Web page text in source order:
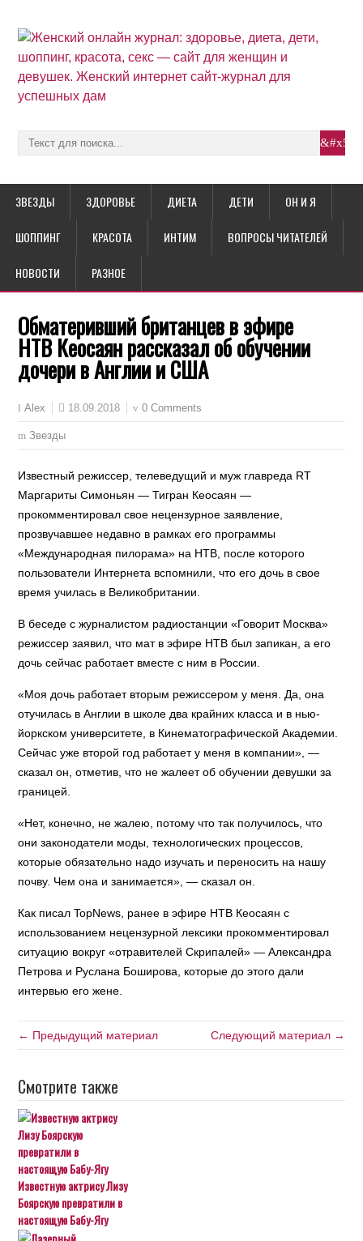
ЗВЕЗДЫ ЗДОРОВЬЕ ДИЕТА ДЕТИ ОН И Я
ШОППИНГ КРАСОТА ИНТИМ ВОПРОСЫ ЧИТАТЕЛЕЙ
НОВОСТИ РАЗНОЕ
Обматеривший британцев в эфире
НТВ Кеосаян рассказал об обучении
дочери в Англии и США
Alex 18.09.2018 0 Comments
Звезды
Известный режиссер, телеведущий и муж главреда RT
Маргариты Симоньян — Тигран Кеосаян —
прокомментировал свое нецензурное заявление,
прозвучавшее недавно в рамках его программы
«Международная пилорама» на НТВ, после которого
пользователи Интернета вспомнили, что его дочь в свое
время училась в Великобритании.
В беседе с журналистом радиостанции «Говорит Москва»
режиссер заявил, что мат в эфире НТВ был запикан, а его
дочь сейчас работает вместе с ним в России.
«Моя дочь работает вторым режиссером у меня. Да, она
отучилась в Англии в школе два крайних класса и в нью-
йоркском университете, в Кинематографической Академии.
Сейчас уже второй год работает у меня в компании», —
сказал он, отметив, что не жалеет об обучении девушки за
границей.
«Нет, конечно, не жалею, потому что так получилось, что
они законодатели моды, технологических процессов,
которые обязательно надо изучать и переносить на нашу
почву. Чем она и занимается», — сказал он.
Как писал TopNews, ранее в эфире НТВ Кеосаян с
использованием нецензурной лексики прокомментировал
ситуацию вокруг «отравителей Скрипалей» — Александра
Петрова и Руслана Боширова, которые до этого дали
интервью его жене.
← Предыдущий материал Следующий материал →
Смотрите также
Известную актрису Лизу
Боярскую превратили в
настоящую Бабу-Ягу